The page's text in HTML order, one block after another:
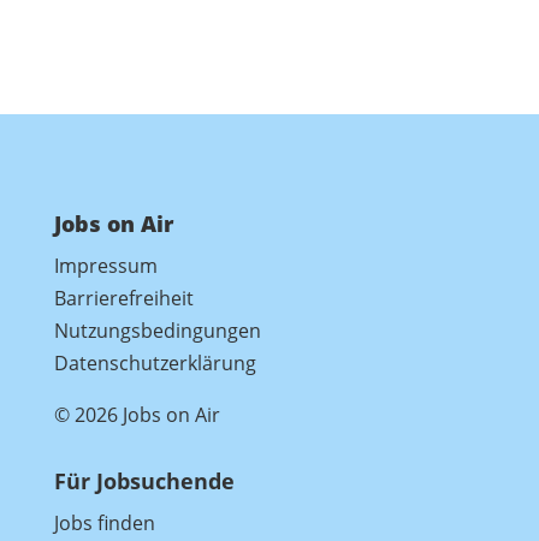
Jobs on Air
Impressum
Barrierefreiheit
Nutzungsbedingungen
Datenschutzerklärung
© 2026 Jobs on Air
Für Jobsuchende
Jobs finden